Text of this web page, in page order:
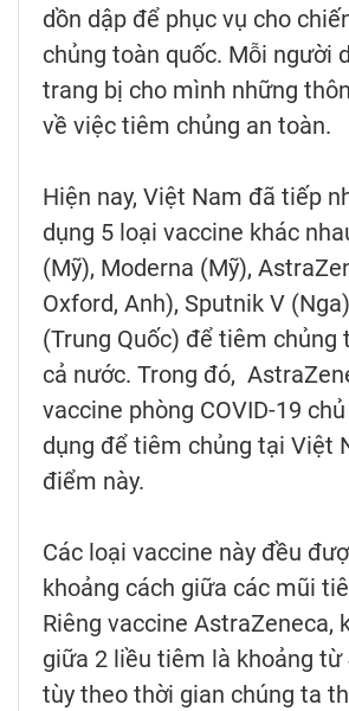
dồn dập để phục vụ cho
chủng toàn quốc. Mỗi người
trang bị cho mình những
về việc tiêm chủng an toàn.
Hiện nay, Việt Nam đã tiếp
dụng 5 loại vaccine khác
(Mỹ), Moderna (Mỹ),
Oxford, Anh), Sputnik V
(Trung Quốc) để tiêm chủng
cả nước. Trong đó,
vaccine phòng COVID-19
dụng để tiêm chủng tại Việt
điểm này.
Các loại vaccine này đều
khoảng cách giữa các mũi
Riêng vaccine AstraZeneca,
giữa 2 liều tiêm là khoảng từ
tùy theo thời gian chúng ta